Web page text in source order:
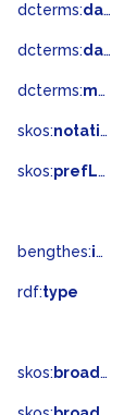
dcterms:dateAccepted
dcterms:dateSubmitted
dcterms:modified
skos:notation
skos:prefLabel
bengthes:inSet
rdf:type
skos: broader